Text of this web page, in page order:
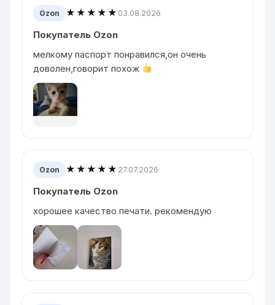
Ozon ★★★★★ 03.08.2026
Покупатель Ozon
мелкому паспорт понравился,он очень
доволен,говорит похож
Ozon ★★★★★ 27.07.2026
Покупатель Ozon
хорошее качество печати. рекомендую